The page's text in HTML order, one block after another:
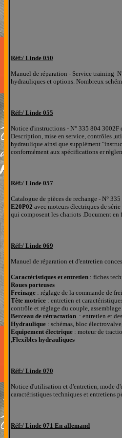
Réf:/ Linde 050
Manuel de réparation - Service training
hydrauliques et options. Nombreux
Réf:/ Linde 055
Notice d'instructions - N° 335 804
Description, mise en service, contrôles
hydraulique ainsi que supplément
conformément aux spécifications er
Réf:/ Linde 057
Catalogue de pièces de rechange - N°
E20P02 avec moteurs électriques de
qui composent les chariots .Document en
Réf:/ Linde 069
Manuel de réparation et d'entretien
Caractéristiques et entretien : fiches
Roues porteuses
Freinage : réglage de la commande de
Tête motrice : entretien et
contrôle et réglage du couple,
Berceau de rétractation : entretien et
Hydraulique : schémas, bloc
Equipement électrique : moteur de
,Flexibles hydrauliques
Réf:/ Linde 070
Notice d'utilisation et d'entretien, mode
caractéristiques techniques et entretiens
Réf:/ Linde 071 En allemand